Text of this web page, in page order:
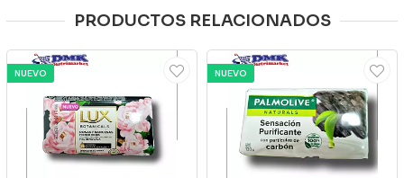
PRODUCTOS RELACIONADOS
NUEVO NUEVO